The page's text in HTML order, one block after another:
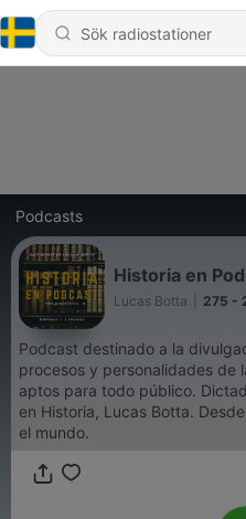
Podcasts
Historia en
Lucas Botta 275 -
Podcast destinado a la
procesos y personalidades de
aptos para todo público.
en Historia, Lucas Botta.
el mundo.